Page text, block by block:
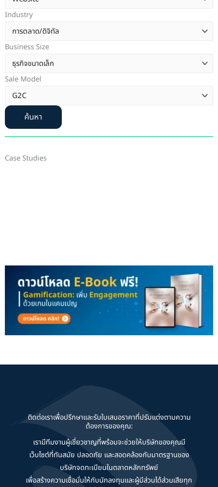
Industry
Business Size
Sale Model
ค้นหา
Case Studies
ติดต่อเราเพื่อปรึกษาและรับใบเสนอราคาที่ปรับแต่งตามความ
ต้องการของคุณ:
เรามีทีมงานผู้เชี่ยวชาญที่พร้อมจะช่วยให้บริษัทของคุณมี
เว็บไซต์ที่ทันสมัย ปลอดภัย และสอดคล้องกับมาตรฐานของ
บริษัทจดทะเบียนในตลาดหลักทรัพย์
เพื่อสร้างความเชื่อมั่นให้กับนักลงทุนและผู้มีส่วนได้ส่วนเสียทุก